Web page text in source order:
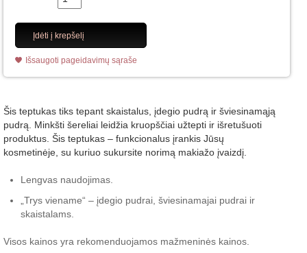
Įdėti į krepšelį
Išsaugoti pageidavimų sąraše
Šis teptukas tiks tepant skaistalus, įdegio pudrą ir šviesinamąją
pudrą. Minkšti šereliai leidžia kruopščiai užtepti ir išretušuoti
produktus. Šis teptukas – funkcionalus įrankis Jūsų
kosmetinėje, su kuriuo sukursite norimą makiažo įvaizdį.
Lengvas naudojimas.
„Trys viename“ – įdegio pudrai, šviesinamajai pudrai ir
skaistalams.
Visos kainos yra rekomenduojamos mažmeninės kainos.